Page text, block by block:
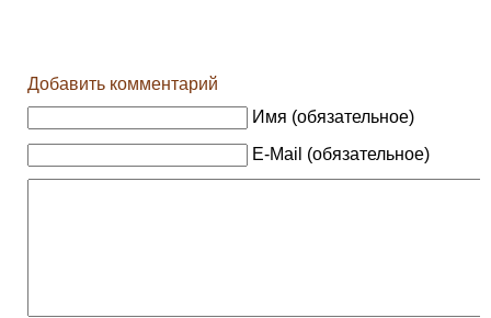
Добавить комментарий
Имя (обязательное)
E-Mail (обязательное)